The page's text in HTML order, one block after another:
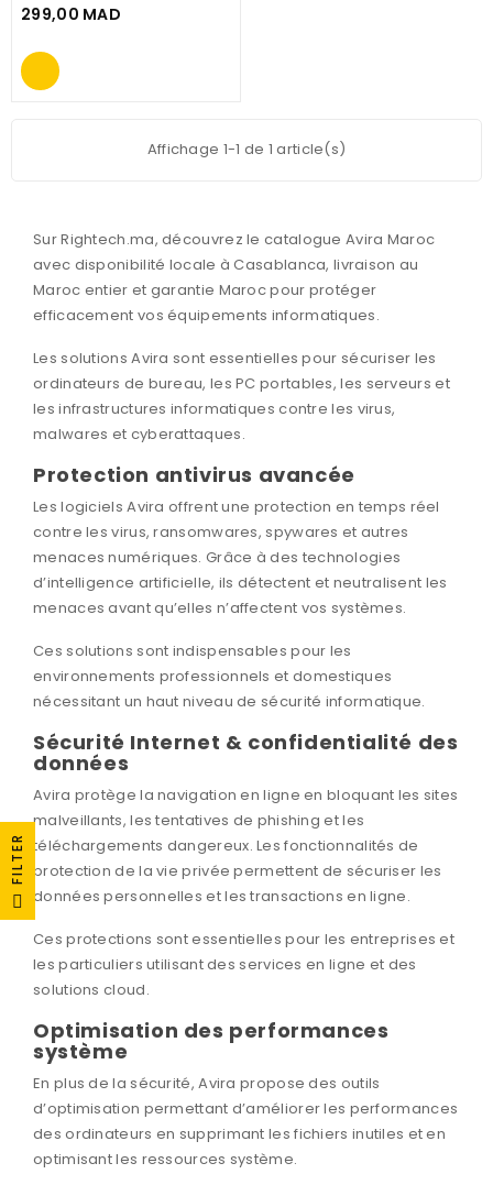
299,00 MAD
Prix
Affichage 1-1 de 1 article(s)
Sur Rightech.ma, découvrez le catalogue Avira Maroc
avec disponibilité locale à Casablanca, livraison au
Maroc entier et garantie Maroc pour protéger
efficacement vos équipements informatiques.
Les solutions Avira sont essentielles pour sécuriser les
ordinateurs de bureau, lesPC portables, les serveurs et
les infrastructures informatiques contre les virus,
malwares et cyberattaques.
Protection antivirus avancée
Les logiciels Avira offrent une protection en temps réel
contre les virus, ransomwares, spywares et autres
menaces numériques. Grâce à des technologies
d’intelligence artificielle, ils détectent et neutralisent les
menaces avant qu’elles n’affectent vos systèmes.
Ces solutions sont indispensables pour les
environnements professionnels et domestiques
nécessitant un haut niveau de sécurité informatique.
Sécurité Internet & confidentialité des
données
Avira protège la navigation en ligne en bloquant les sites
malveillants, les tentatives de phishing et les
téléchargements dangereux. Les fonctionnalités de
protection de la vie privée permettent de sécuriser les
données personnelles et les transactions en ligne.
Ces protections sont essentielles pour les entreprises et
les particuliers utilisant des services en ligne et des
solutions cloud.
Optimisation des performances
système
En plus de la sécurité, Avira propose des outils
d’optimisation permettant d’améliorer les performances
des ordinateurs en supprimant les fichiers inutiles et en
optimisant les ressources système.
FILTER